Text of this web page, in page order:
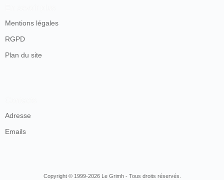
Mentions légales
RGPD
Plan du site
Adresse
Emails
Copyright © 1999-2026 Le Grimh - Tous droits réservés.